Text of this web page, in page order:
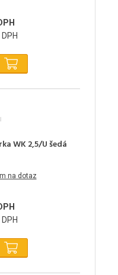
WK 2,5/U šedá
na dotaz